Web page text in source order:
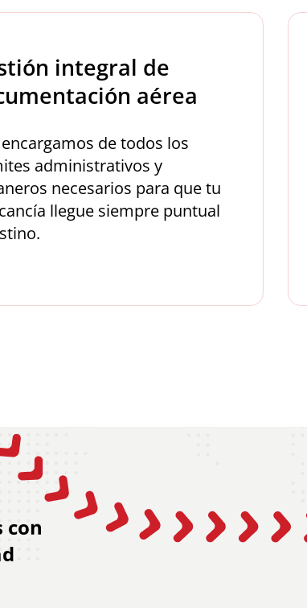
integral de
aérea
de todos los
administrativos y
necesarios para que tu
llegue siempre puntual
con